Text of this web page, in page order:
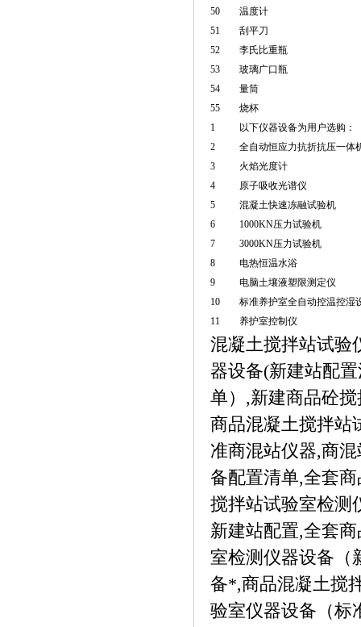
50
温度计
51
刮平刀
52
李氏比重瓶
53
玻璃广口瓶
54
量筒
55
烧杯
1
以下仪器设备为用户选购：
2
全自动恒应力抗折抗压一体
3
火焰光度计
4
原子吸收光谱仪
5
混凝土快速冻融试验机
6
1000KN压力试验机
7
3000KN压力试验机
8
电热恒温水浴
9
电脑土壤液塑限测定仪
10
标准养护室全自动控温控湿
11
养护室控制仪
混凝土搅拌站试验
器设备(新建站配
单）,新建商品砼
商品混凝土搅拌站
准商混站仪器,商
备配置清单,全套
搅拌站试验室检测
新建站配置,全套
室检测仪器设备（
备*,商品混凝土搅
验室仪器设备（标